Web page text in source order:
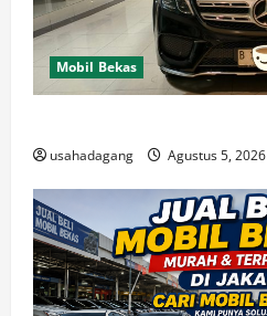
Mobil Bekas
usahadagang Agustus 5, 2026